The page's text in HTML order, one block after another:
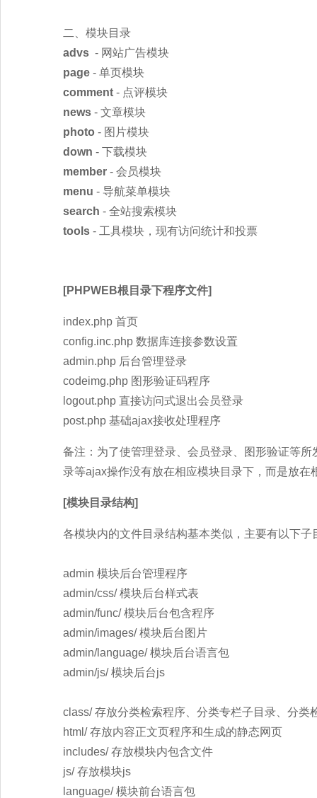
二、模块目录
advs - 网站广告模块
page - 单页模块
comment - 点评模块
news - 文章模块
photo - 图片模块
down - 下载模块
member - 会员模块
menu - 导航菜单模块
search - 全站搜索模块
tools - 工具模块，现有访问统计和投票
[PHPWEB根目录下程序文件]
index.php 首页
config.inc.php 数据库连接参数设置
admin.php 后台管理登录
codeimg.php 图形验证码程序
logout.php 直接访问式退出会员登录
post.php 基础ajax接收处理程序
备注：为了使管理登录、会员登录、图形验证等
录等ajax操作没有放在相应模块目录下，而是放
[模块目录结构]
各模块内的文件目录结构基本类似，主要有以下子
admin 模块后台管理程序
admin/css/ 模块后台样式表
admin/func/ 模块后台包含程序
admin/images/ 模块后台图片
admin/language/ 模块后台语言包
admin/js/ 模块后台js
class/ 存放分类检索程序、分类专栏子目录、分类
html/ 存放内容正文页程序和生成的静态网页
includes/ 存放模块内包含文件
js/ 存放模块js
language/ 模块前台语言包